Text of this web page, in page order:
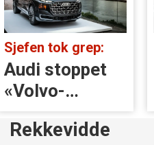
Sjefen tok grep:
Audi stoppet
«Volvo-
håndtak» rett
før lansering
Rekkevidde